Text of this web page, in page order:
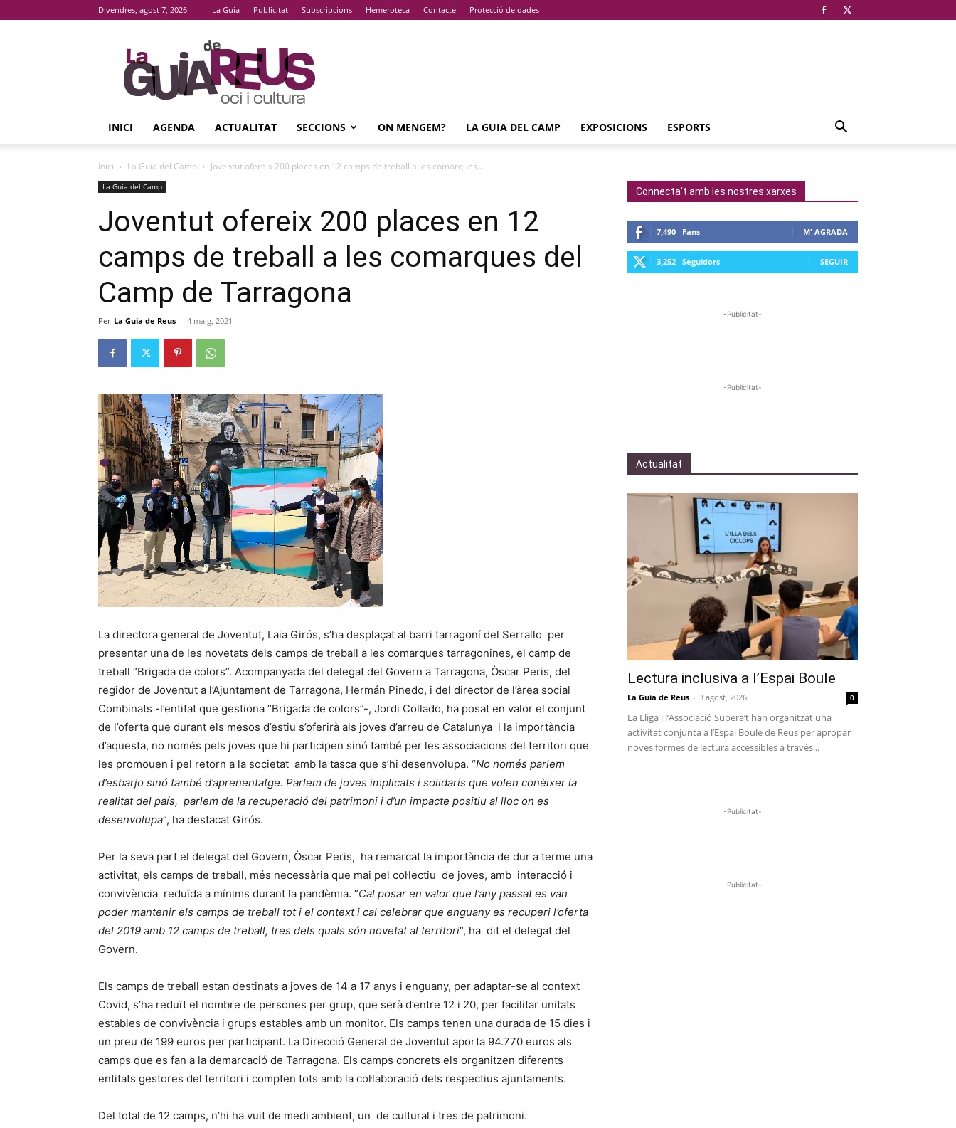
Divendres, agost 7, 2026 La Guia Publicitat Subscripcions Hemeroteca Contacte Protecció de dades
La
Guia
De
Reus
INICI AGENDA ACTUALITAT SECCIONS ON MENGEM? LA GUIA DEL CAMP EXPOSICIONS ESPORTS
Inici La Guia del Camp Joventut ofereix 200 places en 12 camps de treball a les comarques...
La Guia del Camp
Joventut ofereix 200 places en 12
camps de treball a les comarques del
Camp de Tarragona
Per La Guia de Reus - 4 maig, 2021
La directora general de Joventut, Laia Girós, s’ha desplaçat al barri tarragoní del Serrallo per
presentar una de les novetats dels camps de treball a les comarques tarragonines, el camp de
treball “Brigada de colors”. Acompanyada del delegat del Govern a Tarragona, Òscar Peris, del
regidor de Joventut a l’Ajuntament de Tarragona, Hermán Pinedo, i del director de l’àrea social
Combinats -l’entitat que gestiona “Brigada de colors”-, Jordi Collado, ha posat en valor el conjunt
de l’oferta que durant els mesos d’estiu s’oferirà als joves d’arreu de Catalunya i la importància
d’aquesta, no només pels joves que hi participen sinó també per les associacions del territori que
les promouen i pel retorn a la societat amb la tasca que s’hi desenvolupa. “No només parlem
d’esbarjo sinó també d’aprenentatge. Parlem de joves implicats i solidaris que volen conèixer la
realitat del país, parlem de la recuperació del patrimoni i d’un impacte positiu al lloc on es
desenvolupa“, ha destacat Girós.
Per la seva part el delegat del Govern, Òscar Peris, ha remarcat la importància de dur a terme una
activitat, els camps de treball, més necessària que mai pel col·lectiu de joves, amb interacció i
convivència reduïda a mínims durant la pandèmia. “Cal posar en valor que l’any passat es van
poder mantenir els camps de treball tot i el context i cal celebrar que enguany es recuperi l’oferta
del 2019 amb 12 camps de treball, tres dels quals són novetat al territori“, ha dit el delegat del
Govern.
Els camps de treball estan destinats a joves de 14 a 17 anys i enguany, per adaptar-se al context
Covid, s’ha reduït el nombre de persones per grup, que serà d’entre 12 i 20, per facilitar unitats
estables de convivència i grups estables amb un monitor. Els camps tenen una durada de 15 dies i
un preu de 199 euros per participant. La Direcció General de Joventut aporta 94.770 euros als
camps que es fan a la demarcació de Tarragona. Els camps concrets els organitzen diferents
entitats gestores del territori i compten tots amb la col·laboració dels respectius ajuntaments.
Del total de 12 camps, n’hi ha vuit de medi ambient, un de cultural i tres de patrimoni.
Connecta't amb les nostres xarxes
7,490 Fans M' AGRADA
3,252 Seguidors SEGUIR
-Publicitat-
-Publicitat-
Actualitat
Lectura inclusiva a l’Espai Boule
La Guia de Reus - 3 agost, 2026 0
La Lliga i l’Associació Supera’t han organitzat una
activitat conjunta a l’Espai Boule de Reus per apropar
noves formes de lectura accessibles a través...
-Publicitat-
-Publicitat-